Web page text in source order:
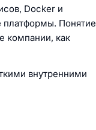
Docker и
платформы. Понятие
компании, как
внутренними